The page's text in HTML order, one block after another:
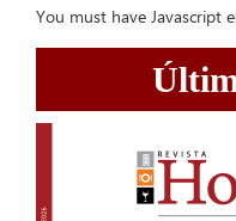
You must have Javascript